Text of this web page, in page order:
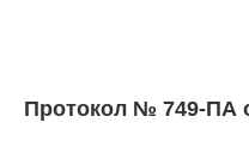
Протокол № 749-ПА